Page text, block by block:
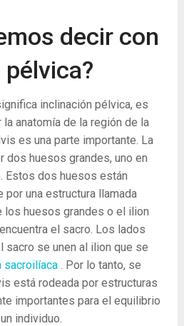
decir con
inclinación pélvica, es
anatomía de la región de la
es una parte importante. La
dos huesos grandes, uno en
Estos dos huesos están
una estructura llamada
los huesos grandes o el ilion
el sacro. Los lados
sacro se unen al ilion que se
sacroilíaca . Por lo tanto, se
está rodeada por estructuras
importantes para el equilibrio
individuo.